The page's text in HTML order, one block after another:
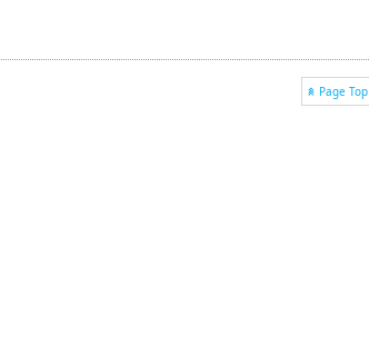
Page Top